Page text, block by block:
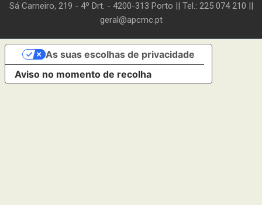
Sá Carneiro, 219 - 4º Drt. - 4200-313 Porto || Tel.: 225 074 210 ||
geral@apcmc.pt
Aviso no momento de recolha
As suas escolhas de privacidade